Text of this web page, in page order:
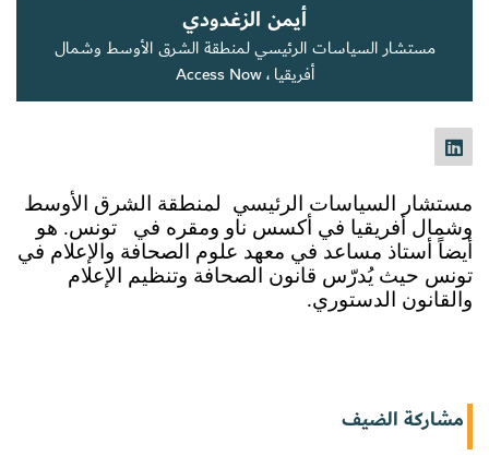
أيمن الزغدودي
مستشار السياسات الرئيسي لمنطقة الشرق الأوسط وشمال
أفريقيا ، Access Now
وشمال أفريقيا في أكسس ناو ومقره في   تونس.
والقانون الدستوري.
مشاركة الضيف